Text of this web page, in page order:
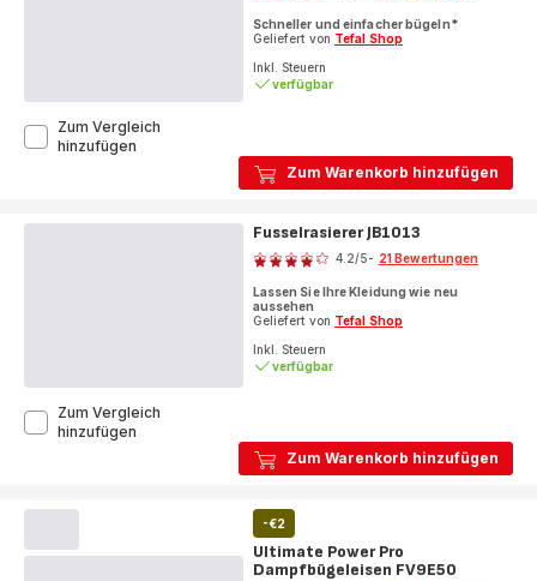
Zum Warenkorb hinzufügen
Schneller und einfacher bügeln*
Geliefert von Tefal Shop
Inkl. Steuern
verfügbar
Zum Vergleich
hinzufügen
Dampfbügeleisen
Zum Warenkorb hinzufügen
Fusselrasierer JB1013
Bewertung
4.2/5- 21 Bewertungen
Lassen Sie Ihre Kleidung wie neu
aussehen
Geliefert von Tefal Shop
Inkl. Steuern
verfügbar
Zum Vergleich
hinzufügen
-€2
Ultimate Power Pro
Dampfbügeleisen FV9E50
Bewertung